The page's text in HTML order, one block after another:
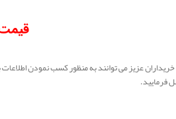
عزیز می توانند به منظور کسب نمودن
فرمایید.